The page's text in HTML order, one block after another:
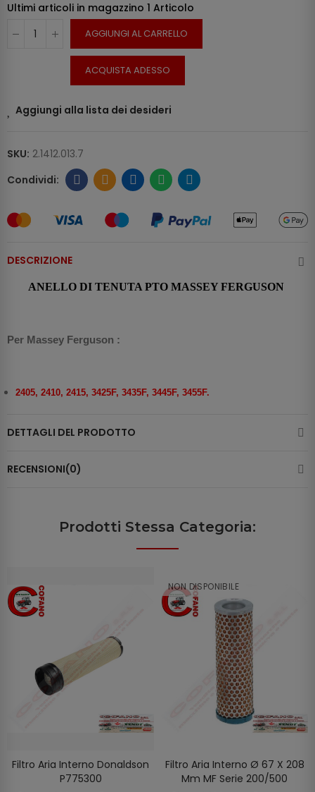
Ultimi articoli in magazzino 1 Articolo
AGGIUNGI AL CARRELLO
ACQUISTA ADESSO
Aggiungi alla lista dei desideri
SKU: 2.1412.013.7
DESCRIZIONE
ANELLO DI TENUTA PTO MASSEY FERGUSON
Per Massey Ferguson :
2405, 2410, 2415, 3425F, 3435F, 3445F, 3455F.
DETTAGLI DEL PRODOTTO
RECENSIONI(0)
Prodotti Stessa Categoria:
AGGIUNGI AL CARRELLO
Filtro Aria Interno Donaldson
P775300
NON DISPONIBILE
SCOPRIRE
Filtro Aria Interno Ø 67 X 208
Mm MF Serie 200/500